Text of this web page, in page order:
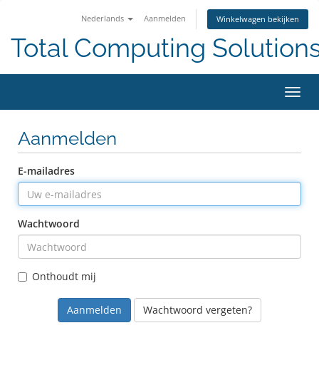
Nederlands Aanmelden Winkelwagen bekijken
Total Computing
in-/
Aanmelden
E-mailadres
Wachtwoord
Onthoudt mij
Wachtwoord vergeten?